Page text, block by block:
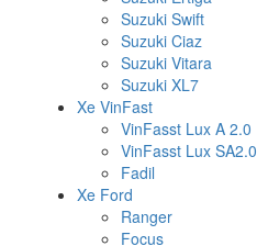
Suzuki Swift
Suzuki Ciaz
Suzuki Vitara
Suzuki XL7
Xe VinFast
VinFasst Lux A 2.0
VinFasst Lux SA2.0
Fadil
Xe Ford
Ranger
Focus